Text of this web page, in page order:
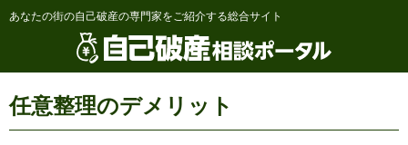
あなたの街の自己破産の専門家をご紹介する総合サイト
任意整理のデメリット